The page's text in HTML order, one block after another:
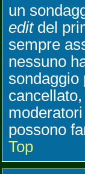
un
editdel
sempre
nessuno
sondaggio
possono
Top